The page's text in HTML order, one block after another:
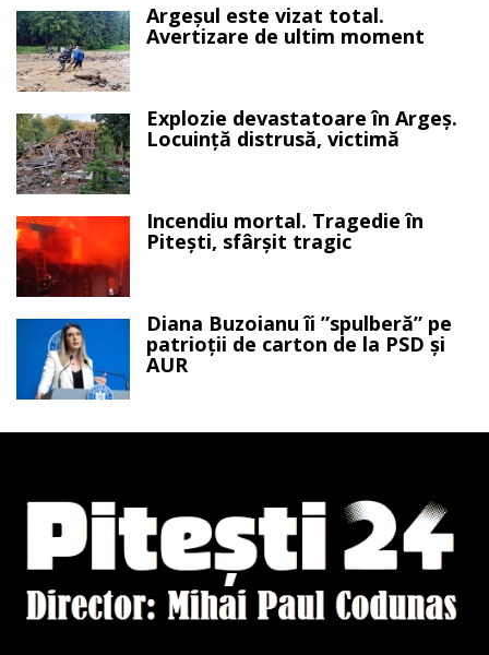
Argeșul este vizat total.
Avertizare de ultim moment
Explozie devastatoare în Argeș.
Locuință distrusă, victimă
Incendiu mortal. Tragedie în
Pitești, sfârșit tragic
Diana Buzoianu îi ”spulberă” pe
patrioții de carton de la PSD și
AUR